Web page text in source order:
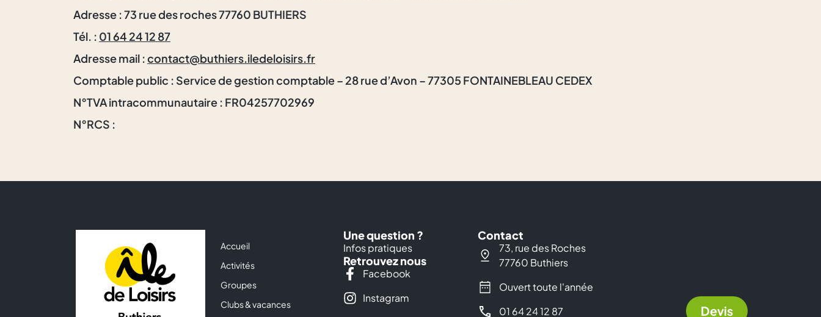
Adresse : 73 rue des roches 77760 BUTHIERS
Tél. : 01 64 24 12 87
Adresse mail :contact@buthiers.iledeloisirs.fr
Comptable public : Service de gestion comptable – 28 rue d’Avon – 77305 FONTAINEBLEAU CEDEX
N°TVA intracommunautaire : FR04257702969
N°RCS :
Accueil
Activités
Groupes
Clubs & vacances
Une question ?
Infos pratiques
Retrouvez nous
Facebook
Instagram
Contact
73, rue des Roches
77760 Buthiers
Ouvert toute l'année
01 64 24 12 87
Devis